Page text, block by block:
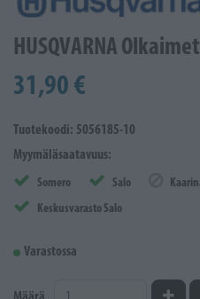
HUSQVARNA
31,90 €
Tuotekoodi: 5056185-10
Myymäläsaatavuus:
Somero Salo
Keskusvarasto Salo
Varastossa
Kasvata